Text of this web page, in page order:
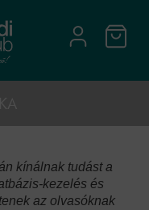
kínálnak tudást a
kezelés és
az olvasóknak